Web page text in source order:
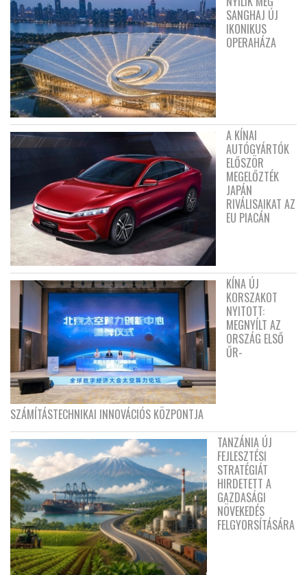
SANGHAJ ÚJ
IKONIKUS
OPERAHÁZA
A KÍNAI
AUTÓGYÁRTÓK
ELŐSZÖR
MEGELŐZTÉK
JAPÁN
RIVÁLISAIKAT AZ
EU PIACÁN
KÍNA ÚJ
KORSZAKOT
NYITOTT:
MEGNYÍLT AZ
ORSZÁG ELSŐ
ŰR-
SZÁMÍTÁSTECHNIKAI INNOVÁCIÓS KÖZPONTJA
TANZÁNIA ÚJ
FEJLESZTÉSI
STRATÉGIÁT
HIRDETETT A
GAZDASÁGI
NÖVEKEDÉS
FELGYORSÍTÁSÁRA